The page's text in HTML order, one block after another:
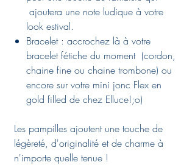
ajoutera une note ludique à votre
look estival.
Bracelet : accrochez là à votre
bracelet fétiche du moment (cordon,
chaine fine ou chaine trombone) ou
encore sur votre mini jonc Flex en
gold filled de chez Elluce!;o)
Les pampilles ajoutent une touche de
légèreté, d'originalité et de charme à
n'importe quelle tenue !